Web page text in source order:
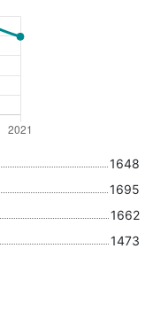
1648
1695
1662
1473